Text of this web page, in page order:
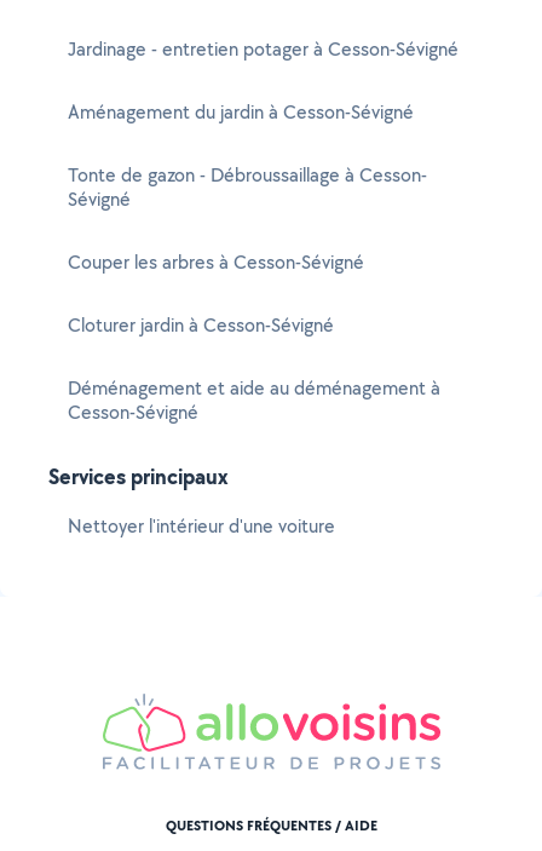
Jardinage - entretien potager à Cesson-Sévigné
Aménagement du jardin à Cesson-Sévigné
Tonte de gazon - Débroussaillage à Cesson-
Sévigné
Couper les arbres à Cesson-Sévigné
Cloturer jardin à Cesson-Sévigné
Déménagement et aide au déménagement à
Cesson-Sévigné
Services principaux
Nettoyer l'intérieur d'une voiture
QUESTIONS FRÉQUENTES / AIDE